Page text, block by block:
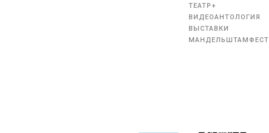
ТЕАТР+
ВИДЕОАНТОЛОГИЯ
ВЫСТАВКИ
МАНДЕЛЬШТАМФЕСТ